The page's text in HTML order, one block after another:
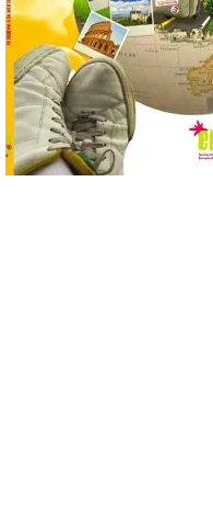
así
para
solar del 12 de agosto
obstáculos. El visor es
la […]
Paradores
compromiso con